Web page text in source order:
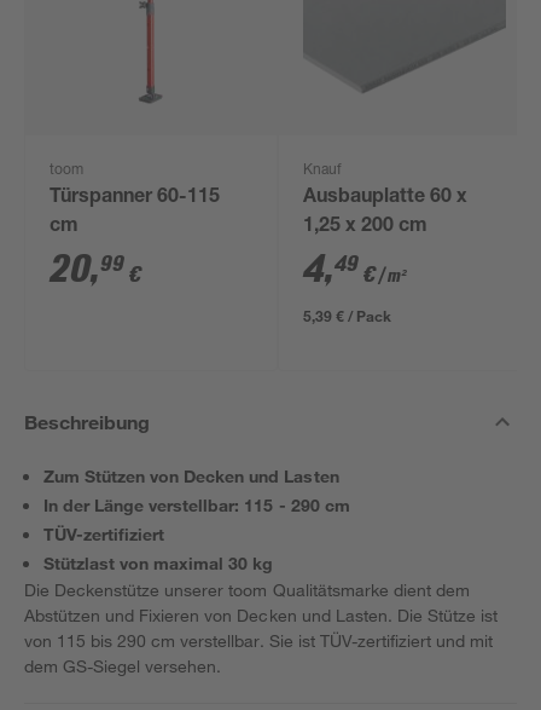
toom
Türspanner 60-115
cm
20,99 €
Knauf
Ausbauplatte 60 x
1,25 x 200 cm
4,49 €/ m²
5,39 € / Pack
Beschreibung
Zum Stützen von Decken und Lasten
In der Länge verstellbar: 115 - 290 cm
TÜV-zertifiziert
Stützlast von maximal 30 kg
Die Deckenstütze unserer toom Qualitätsmarke dient dem
Abstützen und Fixieren von Decken und Lasten. Die Stütze ist
von 115 bis 290 cm verstellbar. Sie ist TÜV-zertifiziert und mit
dem GS-Siegel versehen.